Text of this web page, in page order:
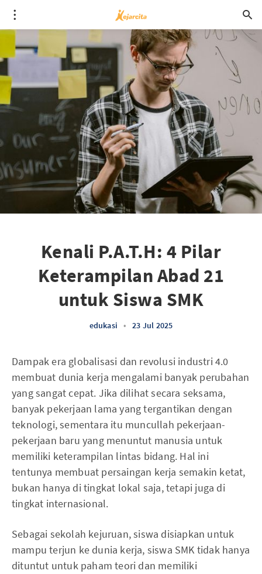
Kenali P.A.T.H: 4 Pilar
Keterampilan Abad 21
untuk Siswa SMK
edukasi • 23 Jul 2025
Dampak era globalisasi dan revolusi industri 4.0
membuat dunia kerja mengalami banyak perubahan
yang sangat cepat. Jika dilihat secara seksama,
banyak pekerjaan lama yang tergantikan dengan
teknologi, sementara itu muncullah pekerjaan-
pekerjaan baru yang menuntut manusia untuk
memiliki keterampilan lintas bidang. Hal ini
tentunya membuat persaingan kerja semakin ketat,
bukan hanya di tingkat lokal saja, tetapi juga di
tingkat internasional.
Sebagai sekolah kejuruan, siswa disiapkan untuk
mampu terjun ke dunia kerja, siswa SMK tidak hanya
dituntut untuk paham teori dan memiliki